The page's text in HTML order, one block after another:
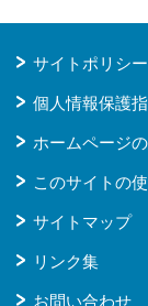
サイトポリシー
個人情報保護
ホームページ
このサイトの
サイトマップ
リンク集
お問い合わせ